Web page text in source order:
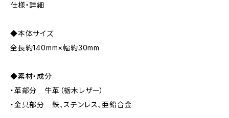
仕様・詳細
◆本体サイズ
全長約140mm×幅約30mm
◆素材・成分
・革部分 牛革（栃木レザー）
・金具部分 鉄、ステンレス、亜鉛合金